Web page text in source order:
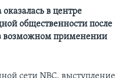
в центре
общественности после
возможном применении